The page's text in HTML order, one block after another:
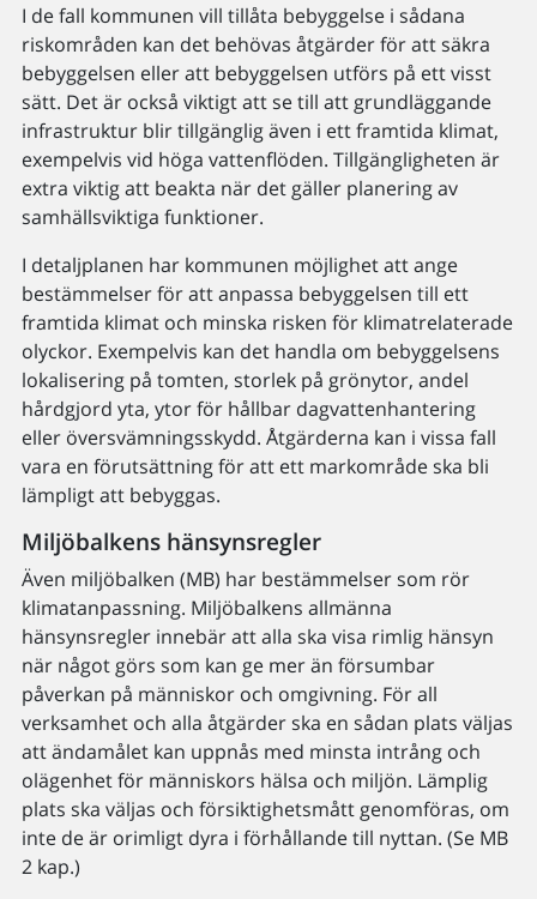
I de fall kommunen vill tillåta bebyggelse i sådana
riskområden kan det behövas åtgärder för att säkra
bebyggelsen eller att bebyggelsen utförs på ett visst
sätt. Det är också viktigt att se till att grundläggande
infrastruktur blir tillgänglig även i ett framtida klimat,
exempelvis vid höga vattenflöden. Tillgängligheten är
extra viktig att beakta när det gäller planering av
samhällsviktiga funktioner.
I detaljplanen har kommunen möjlighet att ange
bestämmelser för att anpassa bebyggelsen till ett
framtida klimat och minska risken för klimatrelaterade
olyckor. Exempelvis kan det handla om bebyggelsens
lokalisering på tomten, storlek på grönytor, andel
hårdgjord yta, ytor för hållbar dagvattenhantering
eller översvämningsskydd. Åtgärderna kan i vissa fall
vara en förutsättning för att ett markområde ska bli
lämpligt att bebyggas.
Miljöbalkens hänsynsregler
Även miljöbalken (MB) har bestämmelser som rör
klimatanpassning. Miljöbalkens allmänna
hänsynsregler innebär att alla ska visa rimlig hänsyn
när något görs som kan ge mer än försumbar
påverkan på människor och omgivning. För all
verksamhet och alla åtgärder ska en sådan plats väljas
att ändamålet kan uppnås med minsta intrång och
olägenhet för människors hälsa och miljön. Lämplig
plats ska väljas och försiktighetsmått genomföras, om
inte de är orimligt dyra i förhållande till nyttan. (Se MB
2 kap.)